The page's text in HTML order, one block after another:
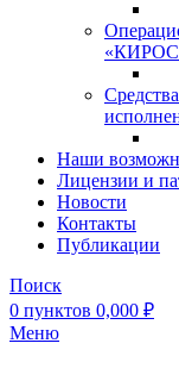
«КИРОС»
Наши
Лицензии и
Новости
Контакты
Публикации
Поиск
0 пунктов 0,000 ₽
Меню